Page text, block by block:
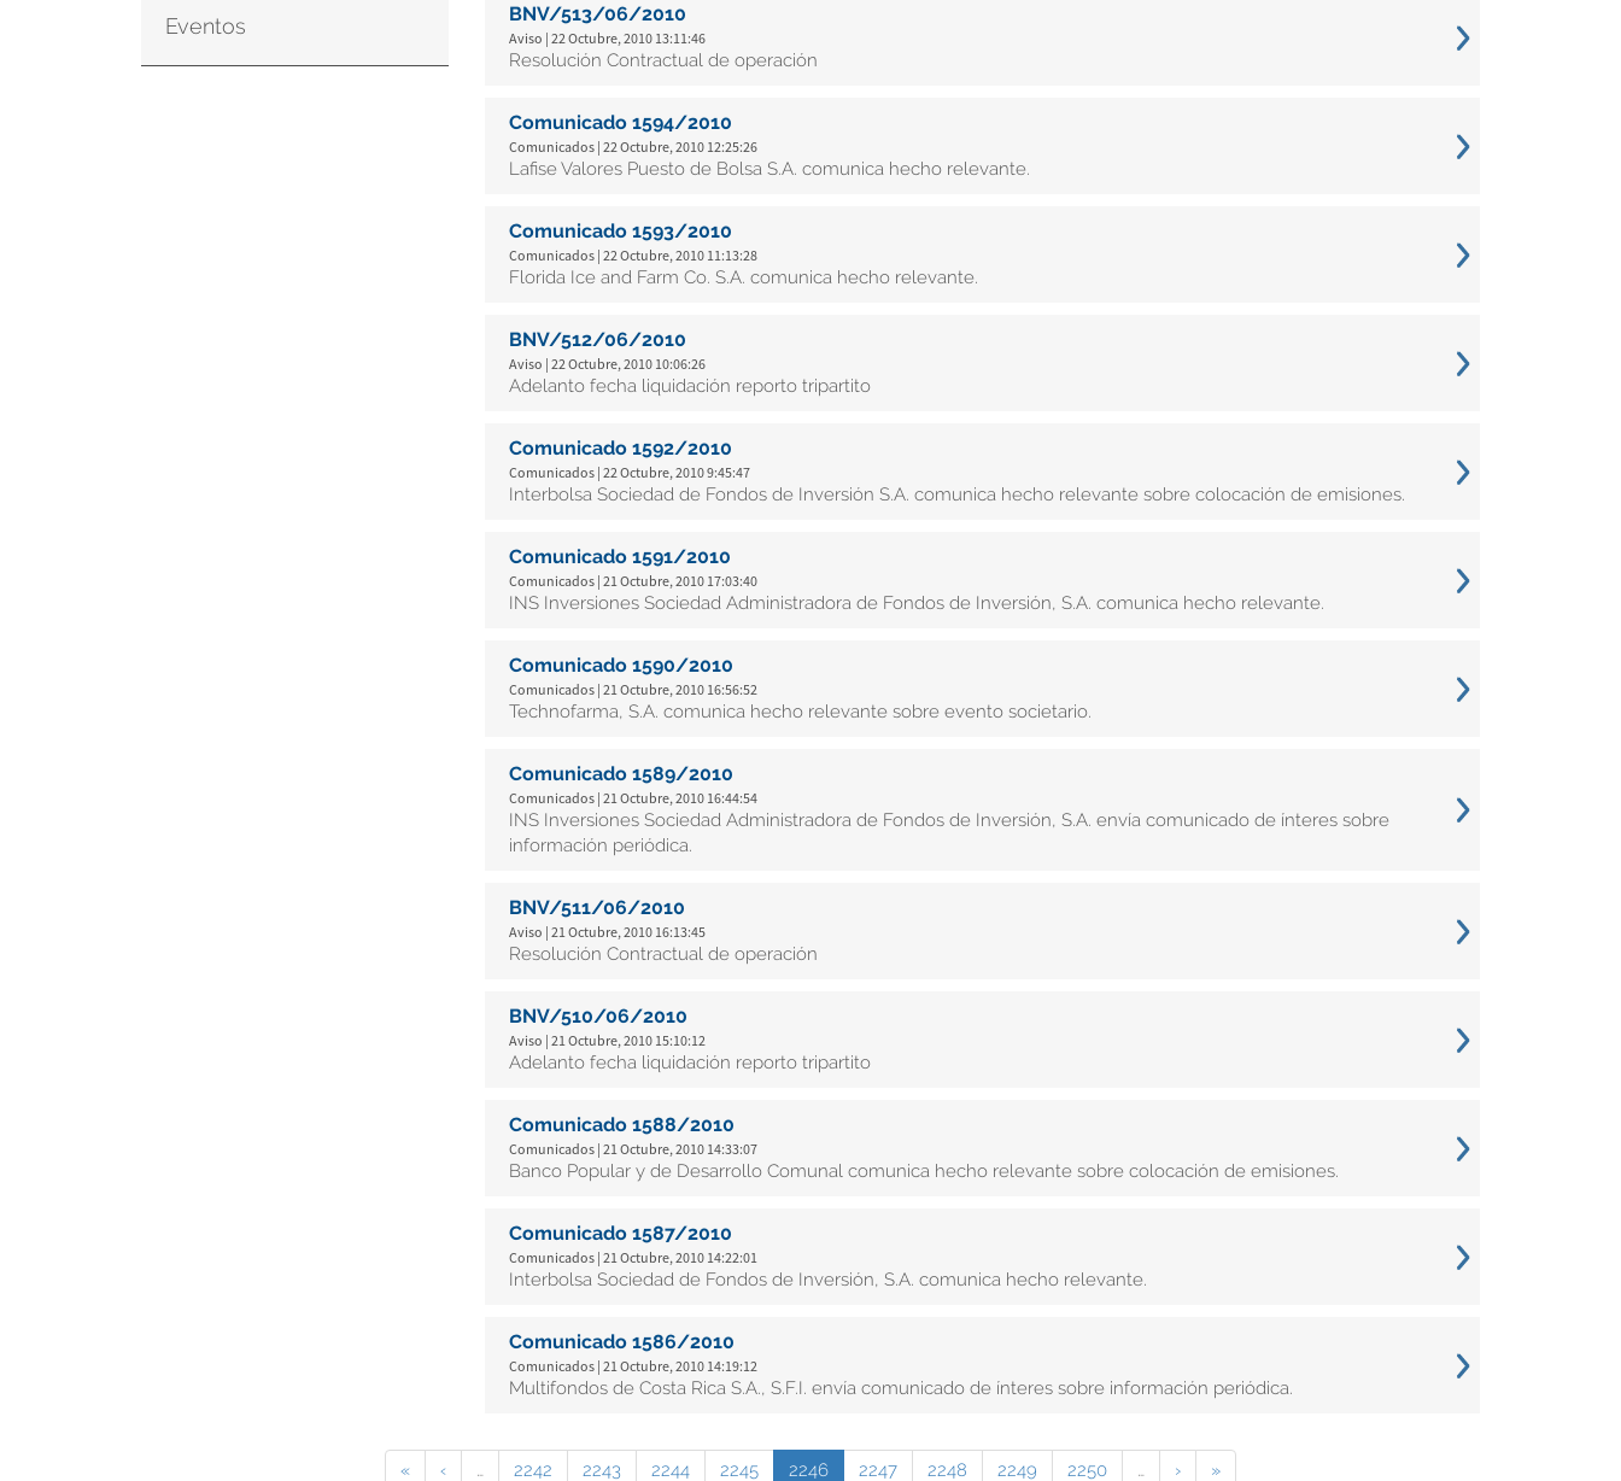
Eventos BNV/513/06/2010
Aviso | 22 Octubre, 2010 13:11:46
Resolución Contractual de operación
Comunicado 1594/2010
Comunicados | 22 Octubre, 2010 12:25:26
Lafise Valores Puesto de Bolsa S.A. comunica hecho relevante.
Comunicado 1593/2010
Comunicados | 22 Octubre, 2010 11:13:28
Florida Ice and Farm Co. S.A. comunica hecho relevante.
BNV/512/06/2010
Aviso | 22 Octubre, 2010 10:06:26
Adelanto fecha liquidación reporto tripartito
Comunicado 1592/2010
Comunicados | 22 Octubre, 2010 9:45:47
Interbolsa Sociedad de Fondos de Inversión S.A. comunica hecho relevante sobre colocación de emisiones.
Comunicado 1591/2010
Comunicados | 21 Octubre, 2010 17:03:40
INS Inversiones Sociedad Administradora de Fondos de Inversión, S.A. comunica hecho relevante.
Comunicado 1590/2010
Comunicados | 21 Octubre, 2010 16:56:52
Technofarma, S.A. comunica hecho relevante sobre evento societario.
Comunicado 1589/2010
Comunicados | 21 Octubre, 2010 16:44:54
INS Inversiones Sociedad Administradora de Fondos de Inversión, S.A. envía comunicado de ínteres sobre
información periódica.
BNV/511/06/2010
Aviso | 21 Octubre, 2010 16:13:45
Resolución Contractual de operación
BNV/510/06/2010
Aviso | 21 Octubre, 2010 15:10:12
Adelanto fecha liquidación reporto tripartito
Comunicado 1588/2010
Comunicados | 21 Octubre, 2010 14:33:07
Banco Popular y de Desarrollo Comunal comunica hecho relevante sobre colocación de emisiones.
Comunicado 1587/2010
Comunicados | 21 Octubre, 2010 14:22:01
Interbolsa Sociedad de Fondos de Inversión, S.A. comunica hecho relevante.
Comunicado 1586/2010
Comunicados | 21 Octubre, 2010 14:19:12
Multifondos de Costa Rica S.A., S.F.I. envía comunicado de ínteres sobre información periódica.
« ‹ … 2242 2243 2244 2245 2246 2247 2248 2249 2250 … › »